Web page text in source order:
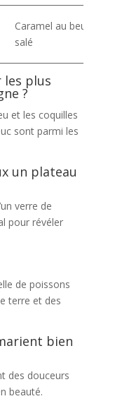
Caramel au beurre
salé
les plus
?
et les coquilles
sont parmi les
un plateau
verre de
pour révéler
de poissons
terre et des
bien
des douceurs
beauté.